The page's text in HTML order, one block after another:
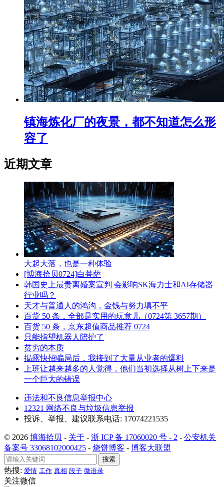
镇海炼化厂的夜景，都不知道怎么形
容了
近期文章
大起大落，也是一种体验
[博海拾贝0724]白菩萨
韩国史上最贵离婚案宣判 会影响SK海力士和AI存储器
行业吗？
天才与普通人的鸿沟，金钱与努力填不平
百货 50 条，全部是实用的玩意儿（0724第 3657期）
百货 50 条，京东超值商品推荐 0724
只能指望机器人陪护了
贫穷的本质
揭露快招骗局后，我接到了大量从业者的爆料
上班让越来越多的人觉得，他们当初选择从树上下来是
一个巨大的错误
违法和不良信息举报中心
12321 网络不良与垃圾信息举报
投诉、举报、建议联系电话: 17074221535
© 2026 博海拾贝 - 关于 - 浙 ICP 备 17060020 号 - 2 - 公安机关
备案号 33068102000425 - 烧饼博客 - 博客大联盟
搜索
热搜: 爱情 工作 真相 段子 微语录
关注微信